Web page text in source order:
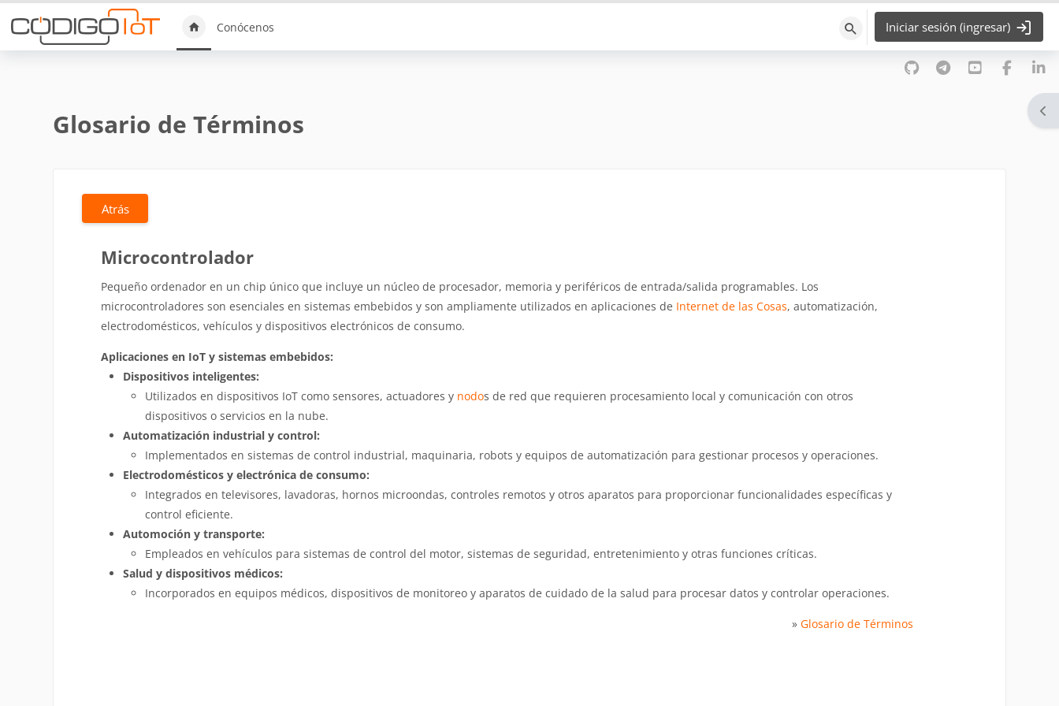
Saltar al contenido principal
Conócenos
BúsquedaIniciar sesión (ingresar)
Glosario de Términos
Atrás
Microcontrolador
Pequeño ordenador en un chip único que incluye un núcleo de procesador, memoria y periféricos de entrada/salida programables. Los
microcontroladores son esenciales en sistemas embebidos y son ampliamente utilizados en aplicaciones de Internet de las Cosas, automatización,
electrodomésticos, vehículos y dispositivos electrónicos de consumo.
Aplicaciones en IoT y sistemas embebidos:
Dispositivos inteligentes:
Utilizados en dispositivos IoT como sensores, actuadores y nodos de red que requieren procesamiento local y comunicación con otros
dispositivos o servicios en la nube.
Automatización industrial y control:
Implementados en sistemas de control industrial, maquinaria, robots y equipos de automatización para gestionar procesos y operaciones.
Electrodomésticos y electrónica de consumo:
Integrados en televisores, lavadoras, hornos microondas, controles remotos y otros aparatos para proporcionar funcionalidades específicas y
control eficiente.
Automoción y transporte:
Empleados en vehículos para sistemas de control del motor, sistemas de seguridad, entretenimiento y otras funciones críticas.
Salud y dispositivos médicos:
Incorporados en equipos médicos, dispositivos de monitoreo y aparatos de cuidado de la salud para procesar datos y controlar operaciones.
» Glosario de Términos